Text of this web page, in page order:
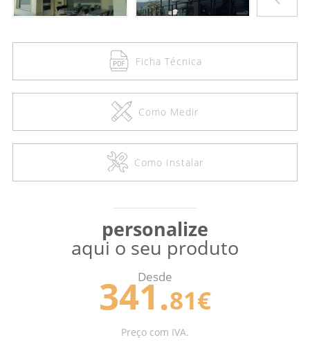
Ficha Técnica
Como Medir
Como Instalar
personalize
aqui o seu produto
Desde
341.81€
Preço com IVA.